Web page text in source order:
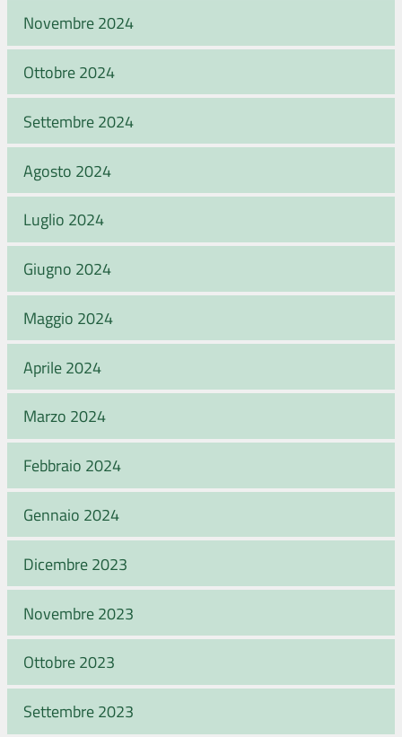
Novembre 2024
Ottobre 2024
Settembre 2024
Agosto 2024
Luglio 2024
Giugno 2024
Maggio 2024
Aprile 2024
Marzo 2024
Febbraio 2024
Gennaio 2024
Dicembre 2023
Novembre 2023
Ottobre 2023
Settembre 2023